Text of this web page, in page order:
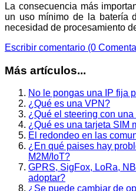
La consecuencia más
un uso mínimo de la batería
necesidad de procesamiento
Escribir comentario (0
Más artículos...
No le pongas una IP fija
¿Qué es una VPN?
¿Qué el steering con una
¿Qué es una tarjeta SIM
El redondeo en las
¿En qué paises hay
M2M/IoT?
GPRS, SigFox, LoRa,
adoptar?
¿Se puede cambiar de